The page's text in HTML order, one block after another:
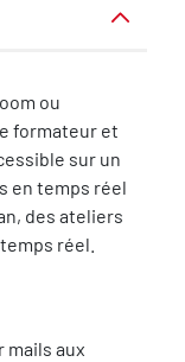
ou
formateur et
sur un
en temps réel
des ateliers
réel.
mails aux